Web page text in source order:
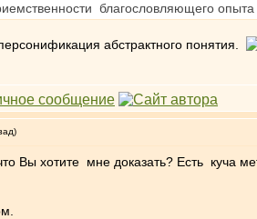
благословляющего
абстрактного понятия.
Вы хотите мне доказать? Есть куча